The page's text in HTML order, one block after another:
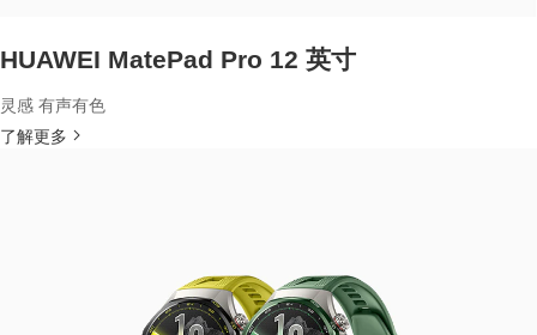
HUAWEI MatePad Pro 12 英寸
灵感 有声有色
了解更多